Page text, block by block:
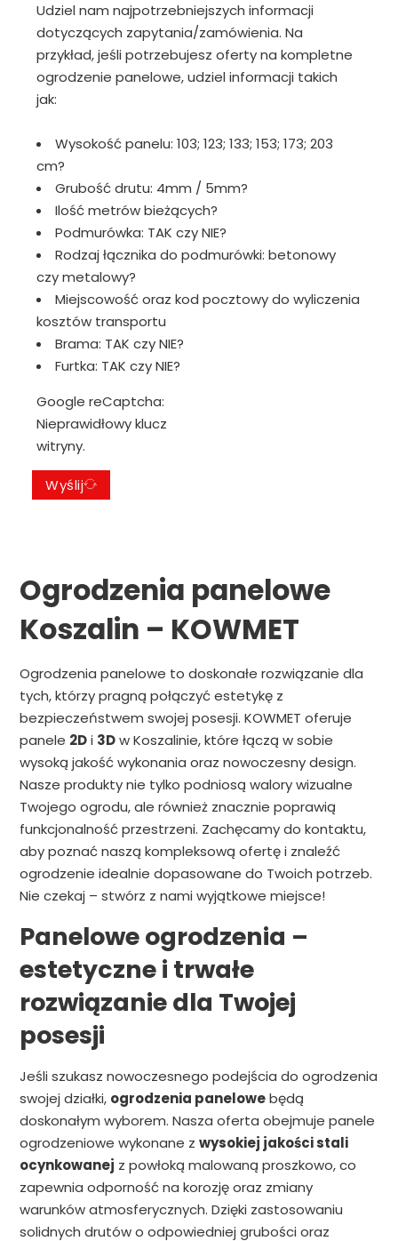
Udziel nam najpotrzebniejszych informacji
dotyczących zapytania/zamówienia. Na
przykład, jeśli potrzebujesz oferty na kompletne
ogrodzenie panelowe, udziel informacji takich
jak:
Wysokość panelu: 103; 123; 133; 153; 173; 203
cm?
Grubość drutu: 4mm / 5mm?
Ilość metrów bieżących?
Podmurówka: TAK czy NIE?
Rodzaj łącznika do podmurówki: betonowy
czy metalowy?
Miejscowość oraz kod pocztowy do wyliczenia
kosztów transportu
Brama: TAK czy NIE?
Furtka: TAK czy NIE?
Google reCaptcha:
Nieprawidłowy klucz
witryny.
Wyślij
Ogrodzenia panelowe
Koszalin – KOWMET
Ogrodzenia panelowe to doskonałe rozwiązanie dla
tych, którzy pragną połączyć estetykę z
bezpieczeństwem swojej posesji. KOWMET oferuje
panele 2Di 3Dw Koszalinie, które łączą w sobie
wysoką jakość wykonania oraz nowoczesny design.
Nasze produkty nie tylko podniosą walory wizualne
Twojego ogrodu, ale również znacznie poprawią
funkcjonalność przestrzeni. Zachęcamy do kontaktu,
aby poznać naszą kompleksową ofertę i znaleźć
ogrodzenie idealnie dopasowane do Twoich potrzeb.
Nie czekaj – stwórz z nami wyjątkowe miejsce!
Panelowe ogrodzenia –
estetyczne i trwałe
rozwiązanie dla Twojej
posesji
Jeśli szukasz nowoczesnego podejścia do ogrodzenia
swojej działki, ogrodzenia panelowebędą
doskonałym wyborem. Nasza oferta obejmuje panele
ogrodzeniowe wykonane z wysokiej jakości stali
ocynkowanej z powłoką malowaną proszkowo, co
zapewnia odporność na korozję oraz zmiany
warunków atmosferycznych. Dzięki zastosowaniu
solidnych drutów o odpowiedniej grubości oraz